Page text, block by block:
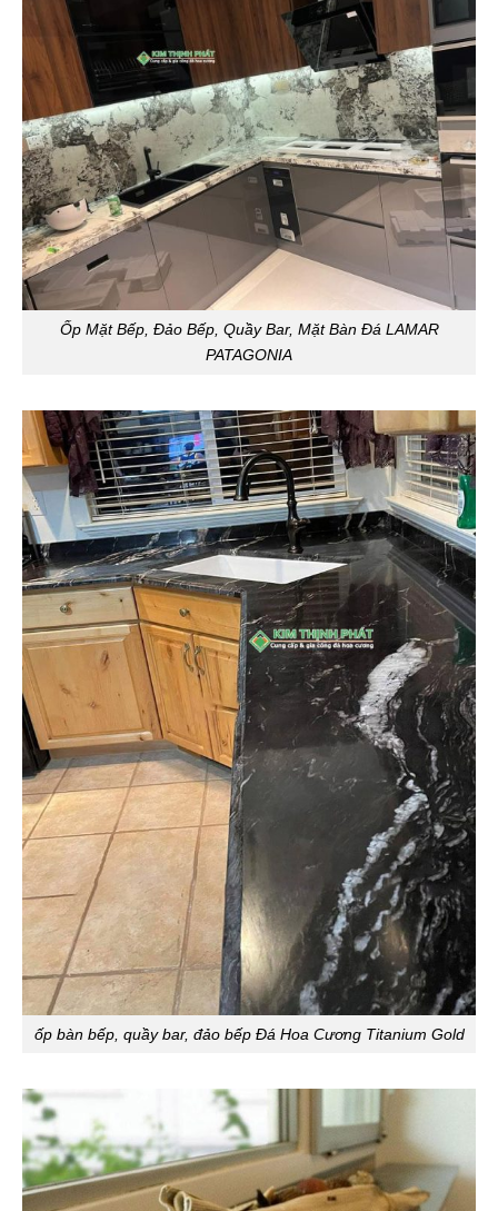
Ốp Mặt Bếp, Đảo Bếp, Quầy Bar, Mặt Bàn Đá LAMAR
PATAGONIA
ốp bàn bếp, quầy bar, đảo bếp Đá Hoa Cương Titanium Gold